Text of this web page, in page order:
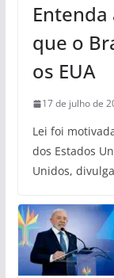
Entenda
que o
os EUA
17 de julho de
Lei foi
dos Estados
Unidos,